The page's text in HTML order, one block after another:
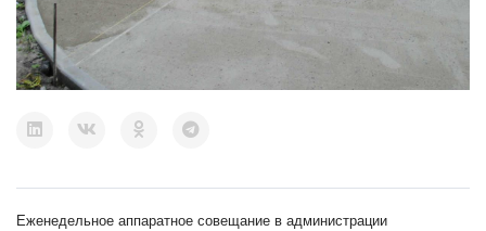
Еженедельное аппаратное совещание в администрации